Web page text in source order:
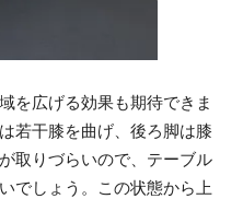
を広げる効果も期待できま
若干膝を曲げ、後ろ脚は膝
取りづらいので、テーブル
でしょう。この状態から上